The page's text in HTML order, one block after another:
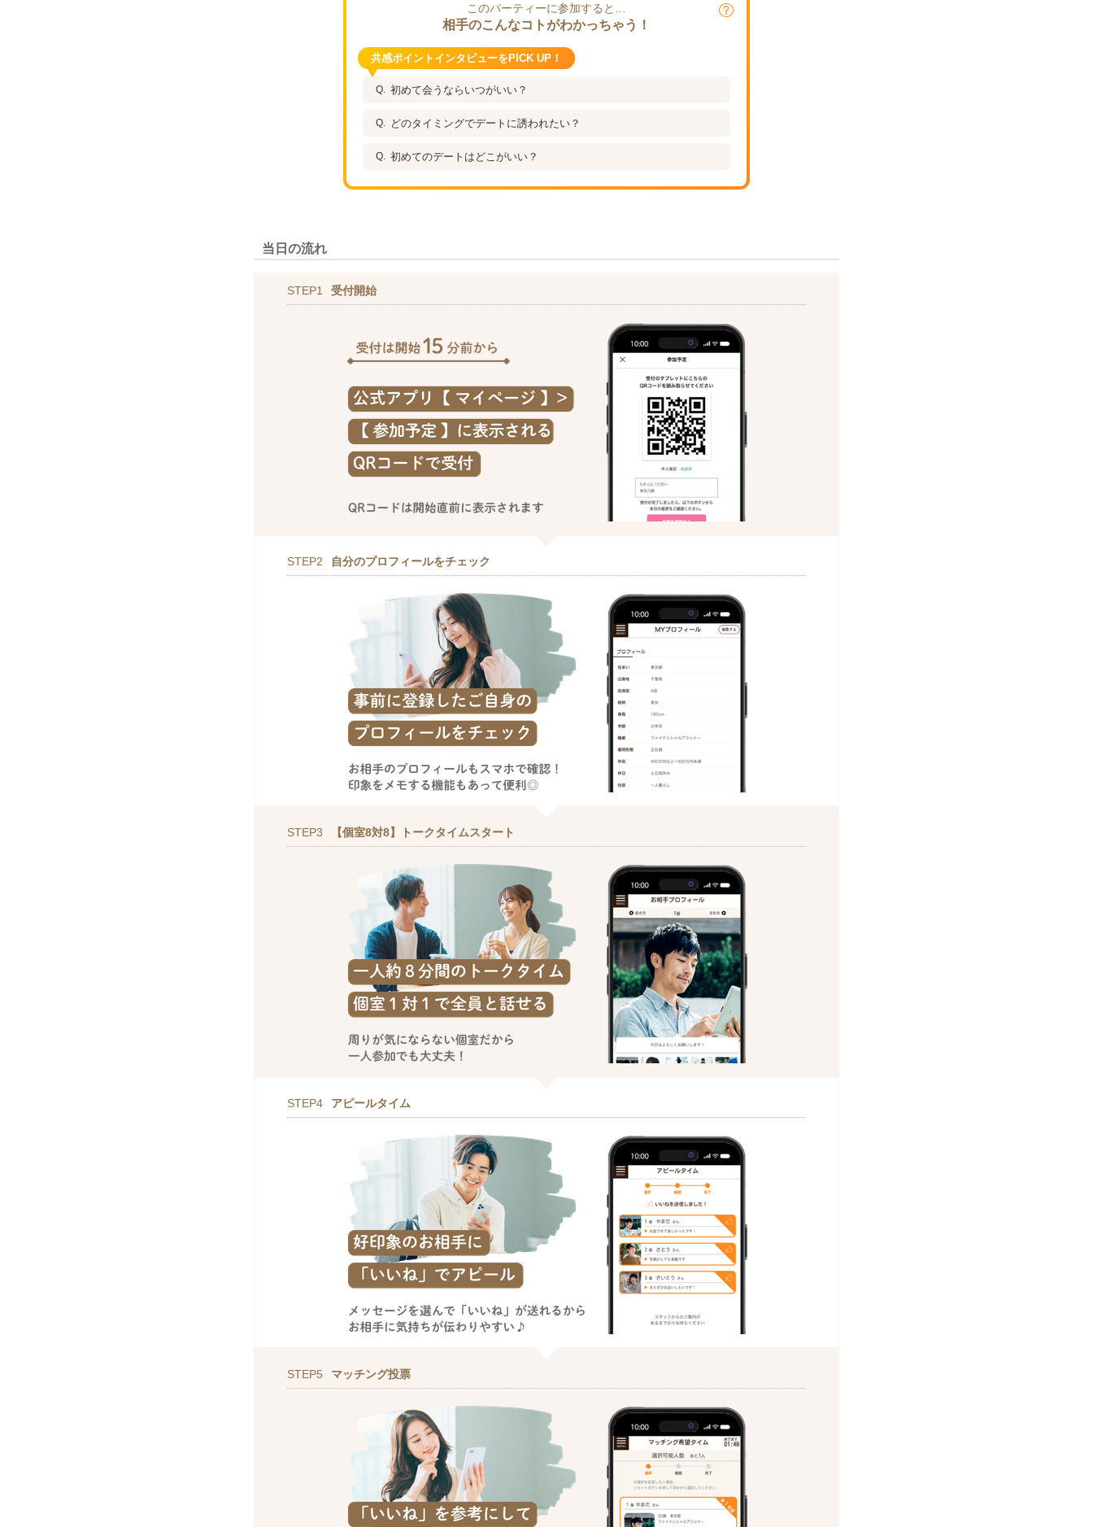
このパーティーに参加すると…
相手のこんなコトがわかっちゃう！
共感ポイントインタビューをPICK UP！
初めて会うならいつがいい？
どのタイミングでデートに誘われたい？
初めてのデートはどこがいい？
当日の流れ
STEP1 受付開始
STEP2 自分のプロフィールをチェック
STEP3 【個室8対8】トークタイムスタート
STEP4 アピールタイム
STEP5 マッチング投票